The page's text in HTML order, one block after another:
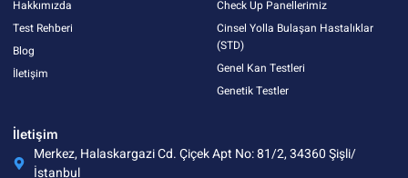
Hakkımızda
Test Rehberi
Blog
İletişim
Check Up Panellerimiz
Cinsel Yolla Bulaşan Hastalıklar
(STD)
Genel Kan Testleri
Genetik Testler
İletişim
Merkez, Halaskargazi Cd. Çiçek Apt No: 81/2, 34360 Şişli/
İstanbul